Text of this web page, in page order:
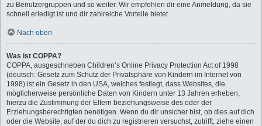
zu Benutzergruppen und so weiter. Wir empfehlen dir eine Anmeldung, da sie
schnell erledigt ist und dir zahlreiche Vorteile bietet.
Nach oben
Was ist COPPA?
COPPA, ausgeschrieben Children’s Online Privacy Protection Act of 1998
(deutsch: Gesetz zum Schutz der Privatsphäre von Kindern im Internet von
1998) ist ein Gesetz in den USA, welches festlegt, dass Websites, die
möglicherweise persönliche Daten von Kindern unter 13 Jahren erheben,
hierzu die Zustimmung der Eltern beziehungsweise des oder der
Erziehungsberechtigten benötigen. Wenn du dir unsicher bist, ob dies auf dich
oder die Website, auf der du dich zu registrieren versuchst, zutrifft, ziehe einen